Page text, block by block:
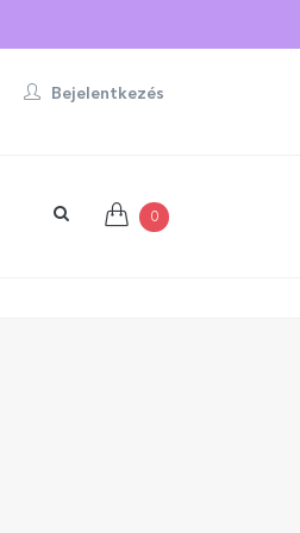
Bejelentkezés
0